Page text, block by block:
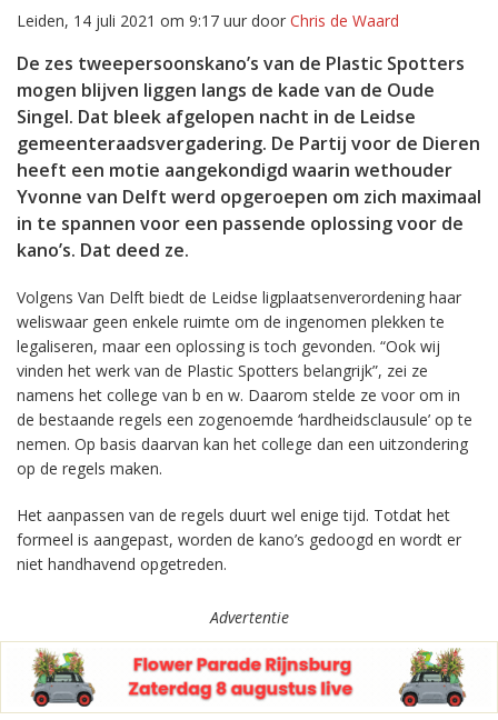
Leiden, 14 juli 2021 om 9:17 uur door Chris de Waard
De zes tweepersoonskano’s van de Plastic Spotters
mogen blijven liggen langs de kade van de Oude
Singel. Dat bleek afgelopen nacht in de Leidse
gemeenteraadsvergadering. De Partij voor de Dieren
heeft een motie aangekondigd waarin wethouder
Yvonne van Delft werd opgeroepen om zich maximaal
in te spannen voor een passende oplossing voor de
kano’s. Dat deed ze.
Volgens Van Delft biedt de Leidse ligplaatsenverordening haar
weliswaar geen enkele ruimte om de ingenomen plekken te
legaliseren, maar een oplossing is toch gevonden. “Ook wij
vinden het werk van de Plastic Spotters belangrijk”, zei ze
namens het college van b en w. Daarom stelde ze voor om in
de bestaande regels een zogenoemde ‘hardheidsclausule’ op te
nemen. Op basis daarvan kan het college dan een uitzondering
op de regels maken.
Het aanpassen van de regels duurt wel enige tijd. Totdat het
formeel is aangepast, worden de kano’s gedoogd en wordt er
niet handhavend opgetreden.
Advertentie